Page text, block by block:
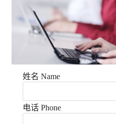
姓名 Name
电话 Phone